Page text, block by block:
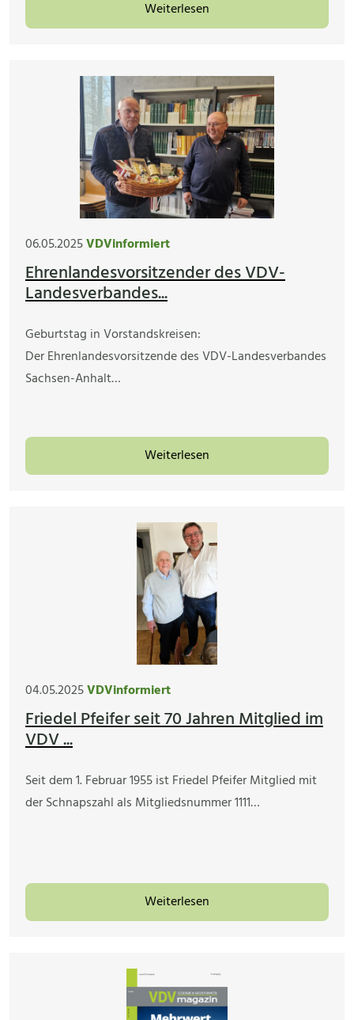
Weiterlesen
06.05.2025VDVinformiert
Ehrenlandesvorsitzender des VDV-
Landesverbandes...
Geburtstag in Vorstandskreisen:
Der Ehrenlandesvorsitzende des VDV-Landesverbandes
Sachsen-Anhalt…
Weiterlesen
04.05.2025VDVinformiert
Friedel Pfeifer seit 70 Jahren Mitglied im
VDV ...
Seit dem 1. Februar 1955 ist Friedel Pfeifer Mitglied mit
der Schnapszahl als Mitgliedsnummer 1111…
Weiterlesen